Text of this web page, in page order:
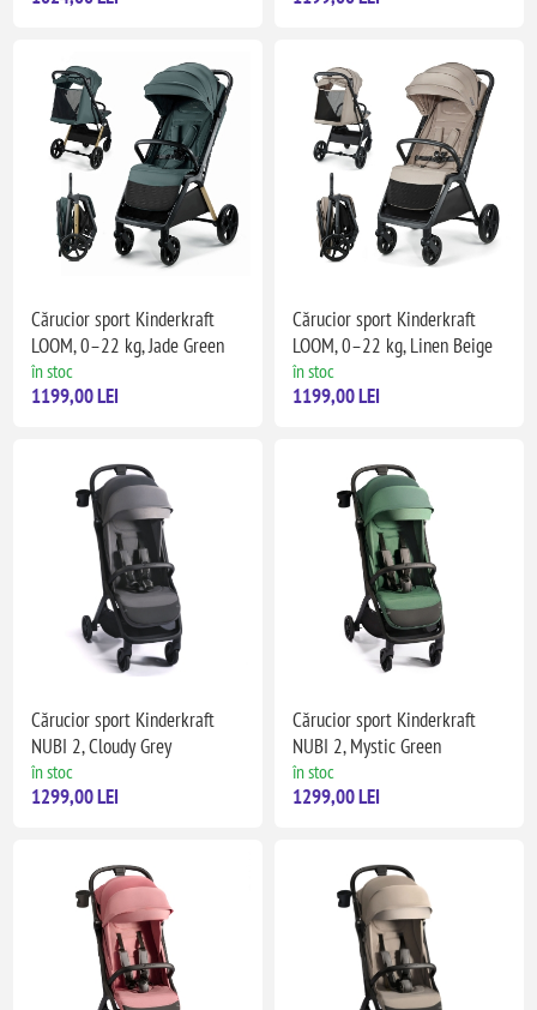
Cărucior sport Kinderkraft
LOOM, 0–22 kg, Jade Green
în stoc
1199,00 LEI
Cărucior sport Kinderkraft
LOOM, 0–22 kg, Linen Beige
în stoc
1199,00 LEI
Cărucior sport Kinderkraft
NUBI 2, Cloudy Grey
în stoc
1299,00 LEI
Cărucior sport Kinderkraft
NUBI 2, Mystic Green
în stoc
1299,00 LEI